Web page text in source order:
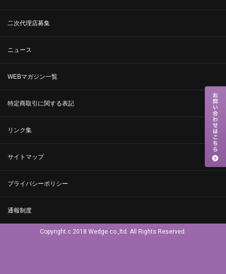
二次代理店募集
ニュース
WEBマガジン一覧
特定商取引に関する表記
リンク集
サイトマップ
プライバシーポリシー
通報制度
Copyright c 2018 Wedge co.,ltd. All Rights Reserved.